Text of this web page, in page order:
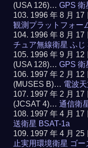
(USA 126)…GPS 衛
1996 年 8 月
観測プラットフォー
1996 年 8 月
チュア無線衛星 ふじ
1996 年 9 月 12
(USA 128)…GPS 衛
1997 年 2 月 12
(MUSES B)… 電波
1997 年 2 月 17
(JCSAT 4)…通信衛
1997 年 4 月
送衛星 BSAT-1a
1997 年 4 月
止実用環境衛星 ゴー